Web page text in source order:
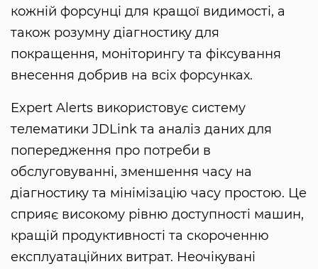
кожній форсунці для кращої видимості, а
також розумну діагностику для
покращення, моніторингу та фіксування
внесення добрив на всіх форсунках.
Expert Alerts використовує систему
телематики JDLink та аналіз даних для
попередження про потреби в
обслуговуванні, зменшення часу на
діагностику та мінімізацію часу простою. Це
сприяє високому рівню доступності машин,
кращій продуктивності та скороченню
експлуатаційних витрат. Неочікувані